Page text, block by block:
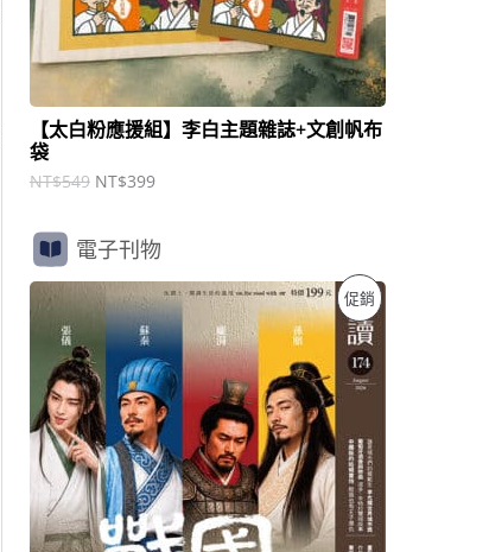
【太白粉應援組】李白主題雜誌+文創帆布
袋
NT$549 NT$399
電子刊物
促銷 特
價
商
原
始
價
格
：
N
T
$
1
9
9
。
目
前
價
格
：
N
T
$
1
3
9
。